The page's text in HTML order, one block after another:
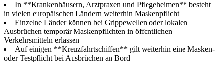
In **Krankenhäusern, Arztpraxen und Pflegeheimen** besteht
in vielen europäischen Ländern weiterhin Maskenpflicht
Einzelne Länder können bei Grippewellen oder lokalen
Ausbrüchen temporär Maskenpflichten in öffentlichen
Verkehrsmitteln erlassen
Auf einigen **Kreuzfahrtschiffen** gilt weiterhin eine Masken-
oder Testpflicht bei Ausbrüchen an Bord